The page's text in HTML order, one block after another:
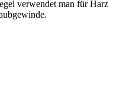
verwendet man für Harz